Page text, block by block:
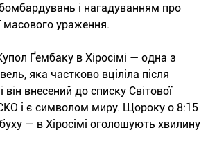
і нагадуванням про
масового ураження.
Ґембаку в Хіросімі — одна з
яка частково вціліла після
він внесений до списку Світової
і є символом миру. Щороку о 8:15
— в Хіросімі оголошують хвилину